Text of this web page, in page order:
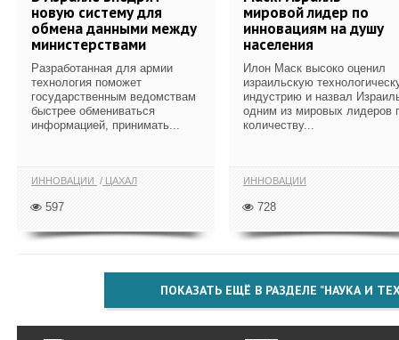
новую систему для
обмена данными между
министерствами
Разработанная для армии
технология поможет
государственным ведомствам
быстрее обмениваться
информацией, принимать...
ИННОВАЦИИ ЦАХАЛ
597
мировой лидер по
инновациям на душу
населения
Илон Маск высоко оценил
израильскую
индустрию и назвал
одним из мировых лидеров
количеству...
ИННОВАЦИИ
728
ПОКАЗАТЬ ЕЩЁ В РАЗДЕЛЕ "НАУКА И